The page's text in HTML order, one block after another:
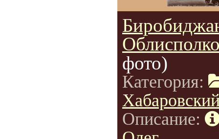
фото)
Категория:
Описание: